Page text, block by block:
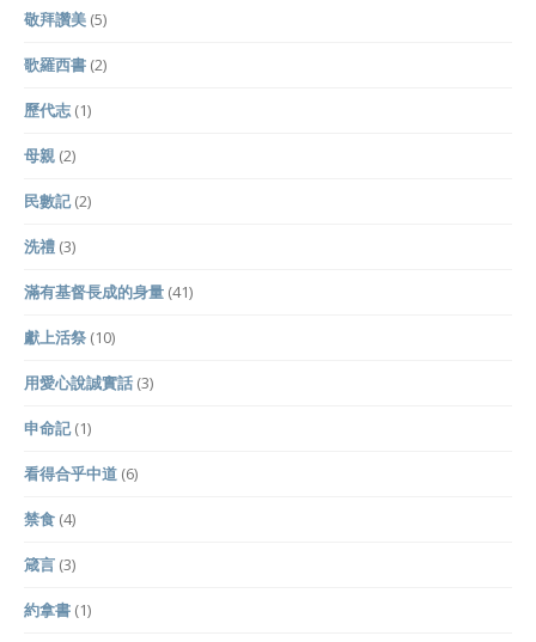
敬拜讚美 (5)
歌羅西書 (2)
歷代志 (1)
母親 (2)
民數記(2)
洗禮 (3)
滿有基督長成的身量 (41)
獻上活祭 (10)
用愛心說誠實話 (3)
申命記(1)
看得合乎中道 (6)
禁食 (4)
箴言 (3)
約拿書 (1)